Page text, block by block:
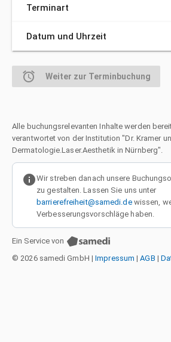
Terminart
Datum und Uhrzeit
alarm Weiter zur Terminbuchung
Alle buchungsrelevanten Inhalte werden
verantwortet von der Institution "Dr. Kramer
Dermatologie.Laser.Aesthetik in Nürnberg".
infoWir streben danach unsere
zu gestalten. Lassen Sie uns unter
barrierefreiheit@samedi.dewissen,
Verbesserungsvorschläge haben.
Ein Service von
© 2026 samedi GmbH | Impressum | AGB |